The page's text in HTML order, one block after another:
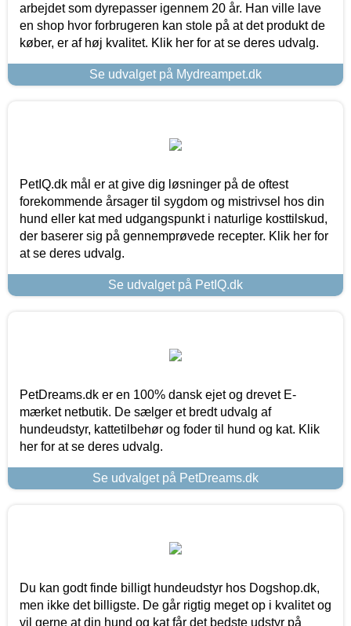
arbejdet som dyrepasser igennem 20 år. Han ville lave
en shop hvor forbrugeren kan stole på at det produkt de
køber, er af høj kvalitet. Klik her for at se deres udvalg.
Se udvalget på Mydreampet.dk
PetIQ.dk mål er at give dig løsninger på de oftest
forekommende årsager til sygdom og mistrivsel hos din
hund eller kat med udgangspunkt i naturlige kosttilskud,
der baserer sig på gennemprøvede recepter. Klik her for
at se deres udvalg.
Se udvalget på PetIQ.dk
PetDreams.dk er en 100% dansk ejet og drevet E-
mærket netbutik. De sælger et bredt udvalg af
hundeudstyr, kattetilbehør og foder til hund og kat. Klik
her for at se deres udvalg.
Se udvalget på PetDreams.dk
Du kan godt finde billigt hundeudstyr hos Dogshop.dk,
men ikke det billigste. De går rigtig meget op i kvalitet og
vil gerne at din hund og kat får det bedste udstyr på